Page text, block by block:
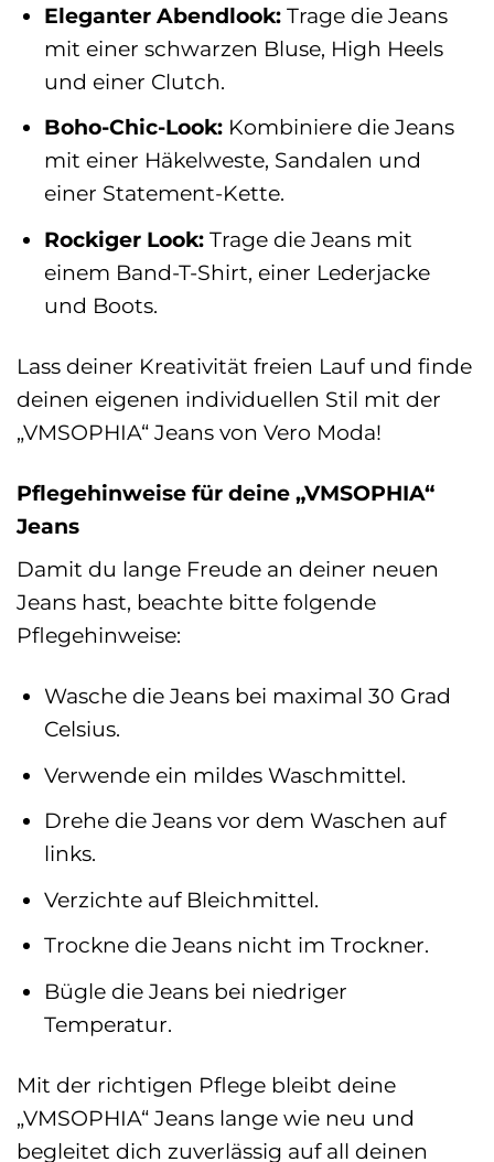
Eleganter Abendlook:Trage die Jeans
mit einer schwarzen Bluse, High Heels
und einer Clutch.
Boho-Chic-Look:Kombiniere die Jeans
mit einer Häkelweste, Sandalen und
einer Statement-Kette.
Rockiger Look:Trage die Jeans mit
einem Band-T-Shirt, einer Lederjacke
und Boots.
Lass deiner Kreativität freien Lauf und finde
deinen eigenen individuellen Stil mit der
„VMSOPHIA“ Jeans von Vero Moda!
Pflegehinweise für deine „VMSOPHIA“
Jeans
Damit du lange Freude an deiner neuen
Jeans hast, beachte bitte folgende
Pflegehinweise:
Wasche die Jeans bei maximal 30 Grad
Celsius.
Verwende ein mildes Waschmittel.
Drehe die Jeans vor dem Waschen auf
links.
Verzichte auf Bleichmittel.
Trockne die Jeans nicht im Trockner.
Bügle die Jeans bei niedriger
Temperatur.
Mit der richtigen Pflege bleibt deine
„VMSOPHIA“ Jeans lange wie neu und
begleitet dich zuverlässig auf all deinen